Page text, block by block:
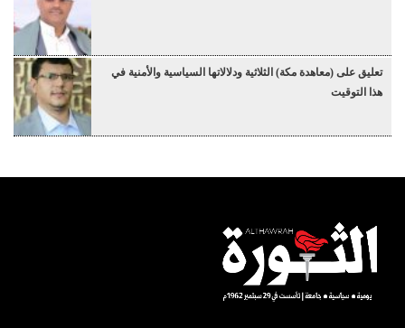
تعليق على (معاهدة مكة) الثلاثية ودلالاتها السياسية والأمنية في
هذا التوقيت